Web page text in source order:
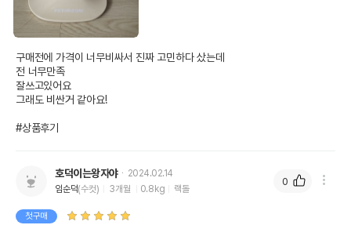
구매전에 가격이 너무비싸서 진짜 고민하다 샀는데
전 너무만족
잘쓰고있어요
그래도 비싼거 같아요!
#상품후기
호덕이는왕자야
2024.02.14
임순덕(수컷) 3개월 0.8kg 랙돌
첫구매
0